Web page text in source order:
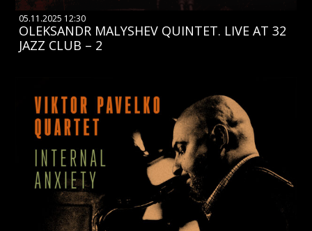
05.11.2025 12:30
OLEKSANDR MALYSHEV QUINTET. LIVE AT 32
JAZZ CLUB – 2